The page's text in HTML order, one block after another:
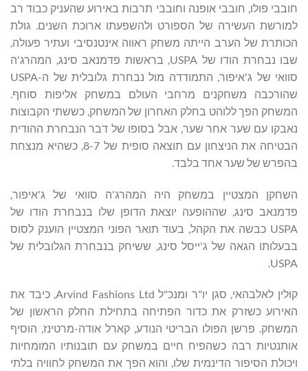
חובבי פולו, חובבי אופנה וחובבי תרבות באירוע שהעניק כבוד רב
למורשת העשירה של הספורט ולהשפעתו ארוכת השנים. גולת
הכותרת של הערב הייתה משחק ראווה אינטנסיבי ועתיר פעולה,
שבו נבחרת הודו של USPA, בראשות פדמנאב סינג, המהרג'ה
סוואי של ג'איפור, התמודדה מול נבחרת גלובלית של ה-USPA
שהורכבה משחקנים מרחבי העולם במשחק אליפות סוחף.
המשחק הפך ללוהט בחלק האחרון של המשחק, כששתי הקבוצות
נאבקו עם שער אחר שער, אבל בסופו של דבר הנבחרת ההודית
הבטיחה את הניצחון עם תוצאה סופית של 8-7, כשהיא מנצחת
בהפרש של שער אחד בלבד.
השחקן המצטיין במשחק היה המהרג'ה סוואי של ג'איפור,
פדמנאב סינג, שההופעה יוצאת הדופן שלו בנבחרת הודו של
USPA כבשה את הקהל, בעוד תואר הפוני המצטיין הוענק לסוס
בבעלותו הגאה של ג'ייסל סינג, ששיחק בנבחרת הגלובלית של
USPA.
קולין לאלבהאי, סגן יו"ר ומנכ"ל Arvind Fashions Ltd, כיבד את
האירוע כשזרק את כדור הפתיחה בתחילת החלק הראשון של
המשחק. פרשן הפולו הבריטי הנודע, קארל אודה-מרטינז, הוסיף
אותנטיות רבה כשהפיח חיים במשחק עם תובנותיו המומחיות
ויכולת הסיפור הדינמית שלו, והוא הפך את המשחק לחוויה בלתי